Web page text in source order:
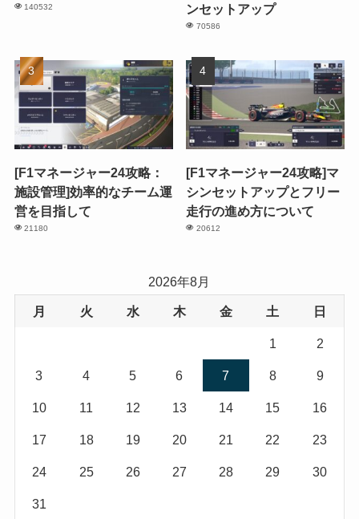
140532
ンセットアップ
70586
[F1マネージャー24攻略：
施設管理]効率的なチーム運
営を目指して
21180
[F1マネージャー24攻略]マ
シンセットアップとフリー
走行の進め方について
20612
2026年8月
月 火 水 木 金 土 日
1 2
3 4 5 6 7 8 9
10 11 12 13 14 15 16
17 18 19 20 21 22 23
24 25 26 27 28 29 30
31